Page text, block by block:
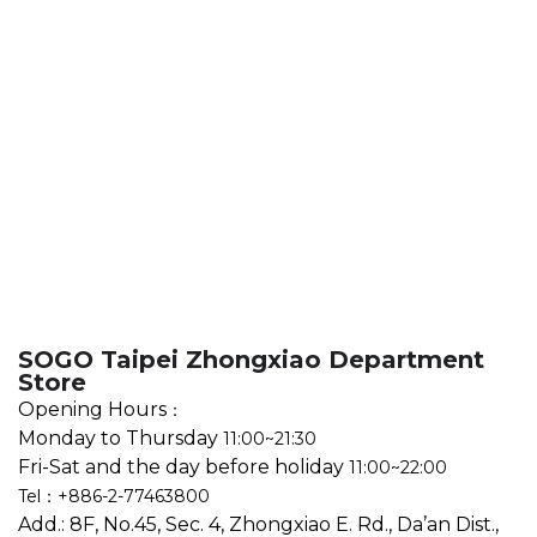
SOGO Taipei Zhongxiao Department
Store
Opening Hours ：
Monday to Thursday 11:00~21:30
Fri-Sat and the day before holiday 11:00~22:00
Tel：+886-2-77463800
Add.: 8F, No.45, Sec. 4, Zhongxiao E. Rd., Da’an Dist.,